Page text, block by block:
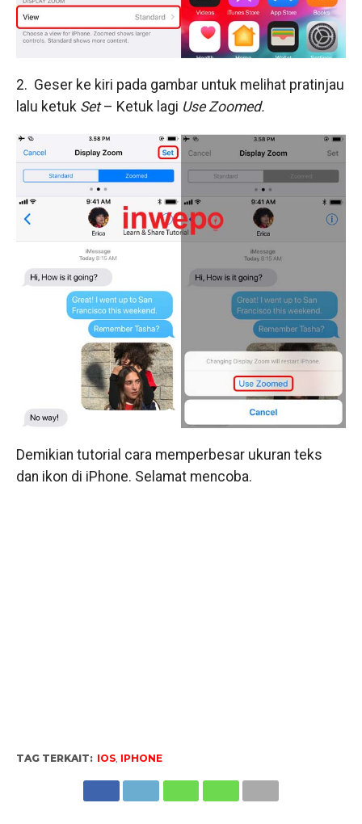
2. Geser ke kiri pada gambar untuk melihat pratinjau
lalu ketuk Set– Ketuk lagi Use Zoomed.
Demikian tutorial cara memperbesar ukuran teks
dan ikon di iPhone. Selamat mencoba.
TAG TERKAIT: IOS, IPHONE